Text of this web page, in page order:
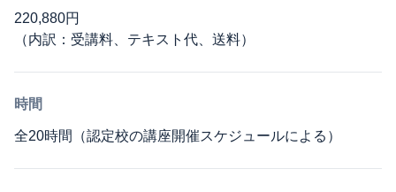
220,880円
（内訳：受講料、テキスト代、送料）
時間
全20時間（認定校の講座開催スケジュールによる）